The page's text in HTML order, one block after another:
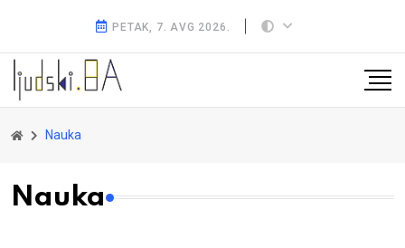
PETAK, 7. AVG 2026.
Nauka
Nauka